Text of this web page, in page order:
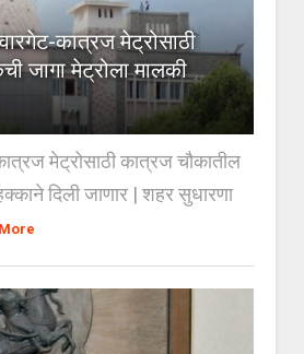
कात्रज मेट्रोसाठी
जागा मेट्रोला मालकी
मेट्रोसाठी कात्रज चौकातील
दिली जाणार | शहर सुधारणा